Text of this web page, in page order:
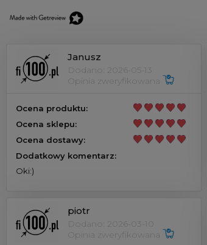
Janusz
Dodano: 2026-05-13
Opinia zweryfikowana
Ocena produktu:
Ocena sklepu:
Ocena dostawy:
Dodatkowy komentarz:
Oki:)
piotr
Dodano: 2026-03-10
Opinia zweryfikowana